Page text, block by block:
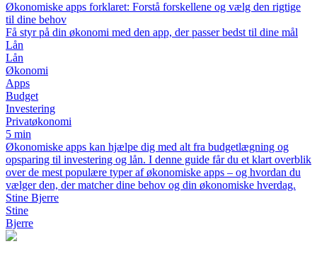
Økonomiske apps forklaret: Forstå forskellene og vælg den rigtige
til dine behov
Få styr på din økonomi med den app, der passer bedst til dine mål
Lån
Lån
Økonomi
Apps
Budget
Investering
Privatøkonomi
5 min
Økonomiske apps kan hjælpe dig med alt fra budgetlægning og
opsparing til investering og lån. I denne guide får du et klart overblik
over de mest populære typer af økonomiske apps – og hvordan du
vælger den, der matcher dine behov og din økonomiske hverdag.
Stine Bjerre
Stine
Bjerre